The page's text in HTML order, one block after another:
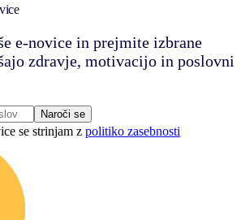
e-novice in prejmite izbrane
zdravje, motivacijo in poslovni
Naroči se
se strinjam z politiko zasebnosti